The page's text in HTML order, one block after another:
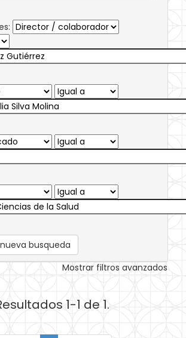
busqueda
Mostrar filtros avanzados
1-1 de 1.